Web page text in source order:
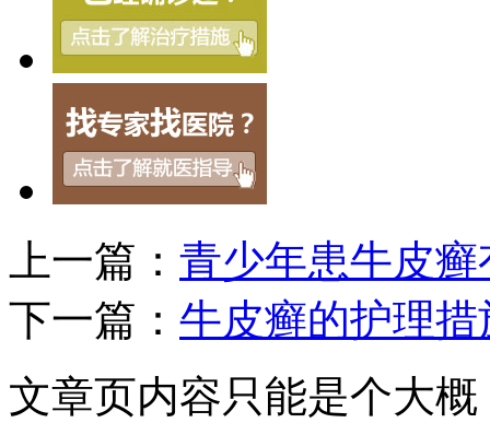
上一篇： 青少年患牛皮
下一篇： 牛皮癣的护理
文章页内容只能是个大